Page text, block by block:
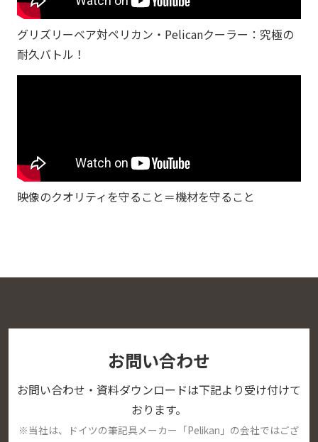
グリズリーベア対ペリカン・Pelicanクーラー：究極の
耐久バトル！
映像のクオリティを守ること＝機材を守ること
お問い合わせ
お問い合わせ・資料ダウンロードは下記より受け付けて
おります。
※当社は、ドイツの筆記具メーカー「Pelikan」の会社ではござ